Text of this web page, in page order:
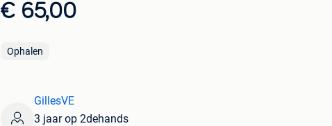
€ 65,00
Ophalen
GillesVE
3 jaar op 2dehands